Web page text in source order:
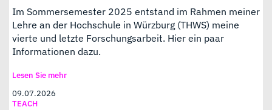
Im Sommersemester 2025 entstand im Rahmen meiner
Lehre an der Hochschule in Würzburg (THWS) meine
vierte und letzte Forschungsarbeit. Hier ein paar
Informationen dazu.
Lesen Sie mehr
09.07.2026
TEACH